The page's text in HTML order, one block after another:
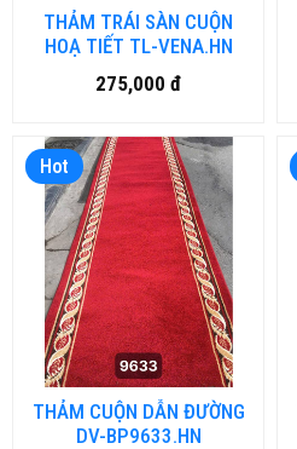
THẢM TRÁI SÀN CUỘN
HOẠ TIẾT TL-VENA.HN
275,000 đ
Hot
THẢM CUỘN DẪN ĐƯỜNG
DV-BP9633.HN